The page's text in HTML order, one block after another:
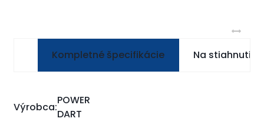
Kompletné špecifikácie Na stiahnutie
Výrobca:
POWER
DART